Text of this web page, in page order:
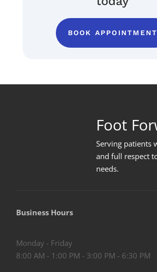
BOOK APPOINTMENT
Foot
Serving patients
and full respect
needs.
Business Hours
Monday - Friday
8:00 AM - 1:00 PM - 3:00 PM - 6:30 PM